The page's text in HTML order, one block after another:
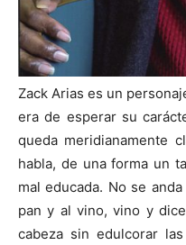
Zack Arias es un
era de esperar su
queda meridianamente
habla, de una forma un
mal educada. No se
pan y al vino, vino y
cabeza sin edulcorar